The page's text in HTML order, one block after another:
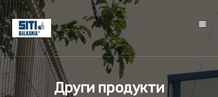
Други продукти